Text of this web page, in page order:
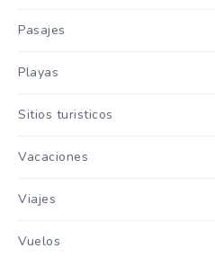
Pasajes
Playas
Sitios turisticos
Vacaciones
Viajes
Vuelos